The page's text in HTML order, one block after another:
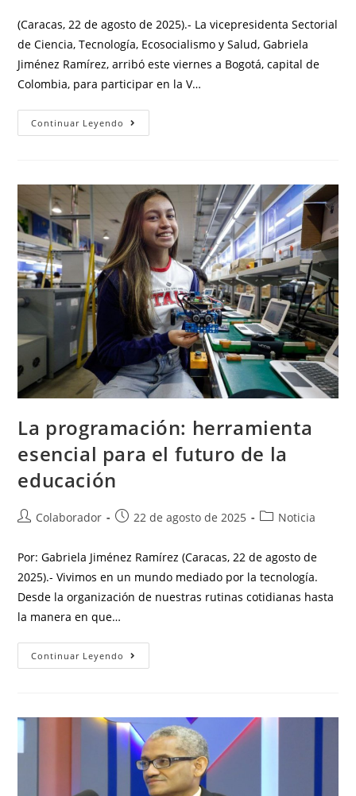
(Caracas, 22 de agosto de 2025).- La vicepresidenta Sectorial
de Ciencia, Tecnología, Ecosocialismo y Salud, Gabriela
Jiménez Ramírez, arribó este viernes a Bogotá, capital de
Colombia, para participar en la V…
Continuar Leyendo
La programación: herramienta
esencial para el futuro de la
educación
Colaborador 22 de agosto de 2025 Noticia
Por: Gabriela Jiménez Ramírez (Caracas, 22 de agosto de
2025).- Vivimos en un mundo mediado por la tecnología.
Desde la organización de nuestras rutinas cotidianas hasta
la manera en que…
Continuar Leyendo